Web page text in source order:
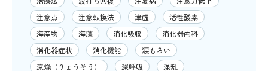
注意点
注意転換法 津虚
活性酸素
海産物
海藻 消化吸収
消化器内科
消化器症状
消化機能
涙もろい
涼燥（りょうそう）
深呼吸
混乱